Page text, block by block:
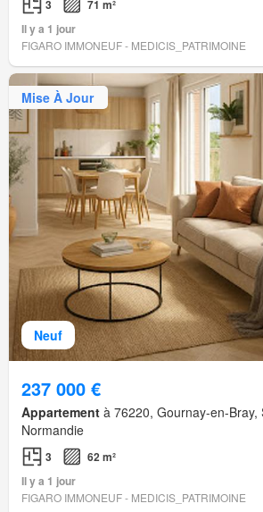
3
71 m²
Il y a 1 jour
FIGARO IMMONEUF - MEDICIS_PATRIMOINE
Neuf
Mise À Jour
237 000 €
Appartement à 76220, Gournay-en-Bray,
Normandie
3
62 m²
Il y a 1 jour
FIGARO IMMONEUF - MEDICIS_PATRIMOINE